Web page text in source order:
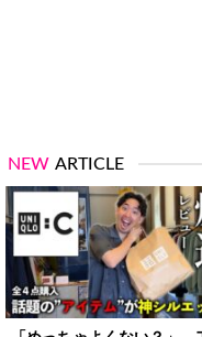
NEW ARTICLE